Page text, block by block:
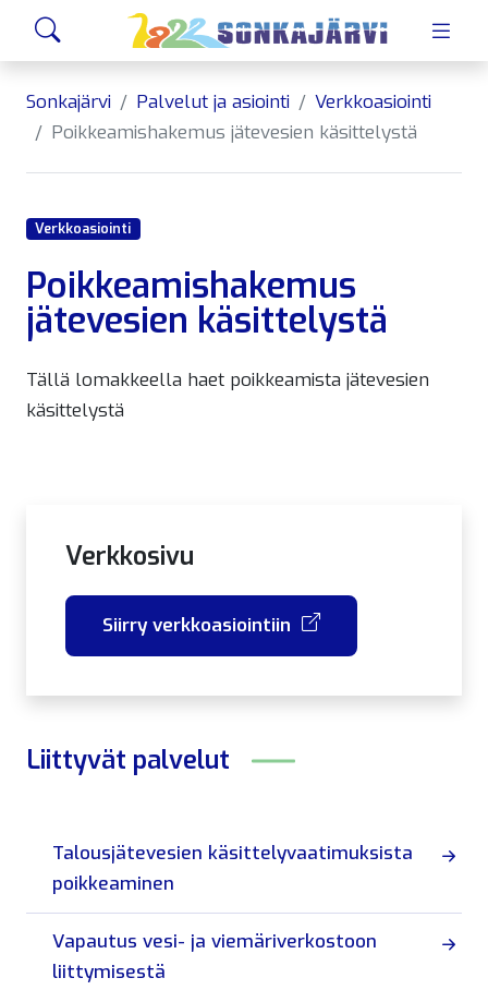
Siirry sivusisältöön
Sonkajärvi Palvelut ja asiointi
Verkkoasiointi
Poikkeamishakemus jätevesien käsittelystä
Verkkoasiointi
Poikkeamishakemus
jätevesien käsittelystä
Tällä lomakkeella haet poikkeamista jätevesien
käsittelystä
Verkkosivu
Siirry verkkoasiointiin
Liittyvät palvelut
Talousjätevesien käsittelyvaatimuksista
poikkeaminen
Vapautus vesi- ja viemäriverkostoon
liittymisestä